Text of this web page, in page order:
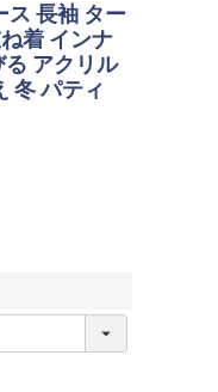
ス 長袖 ター
着 インナ
アクリル
冬 パティ